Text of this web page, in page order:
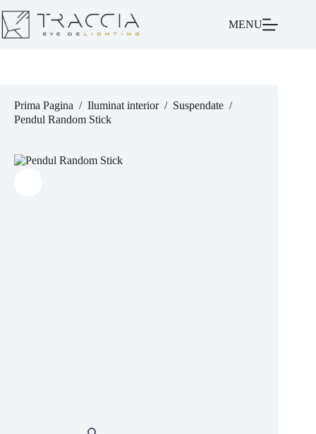
MENU
Prima Pagina / Iluminat interior / Suspendate /
Pendul Random Stick